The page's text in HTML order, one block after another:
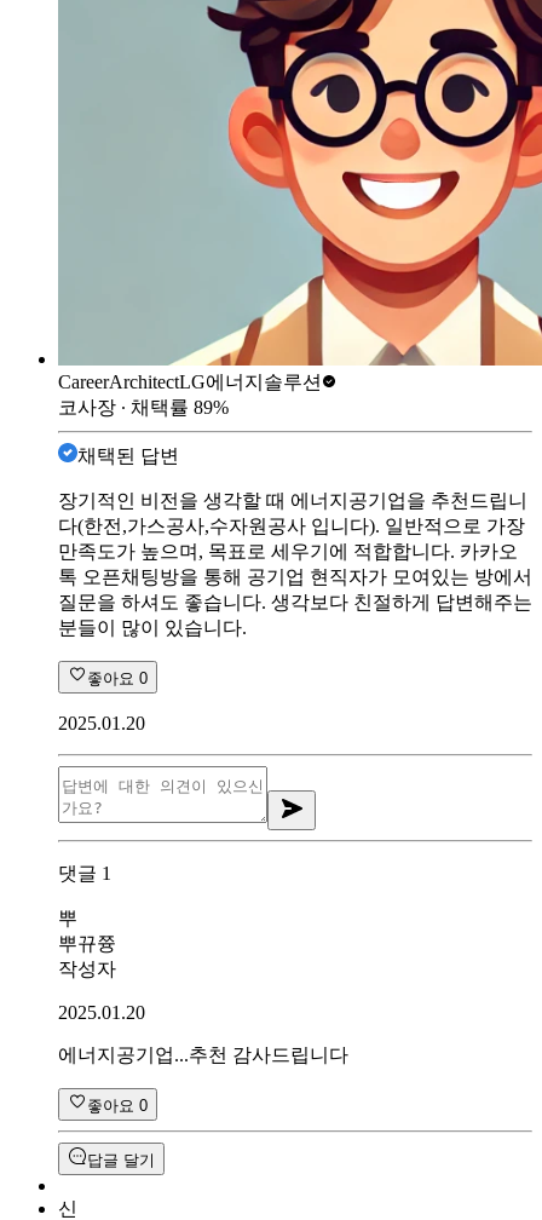
CareerArchitectLG에너지솔루션
코사장 ∙ 채택률 89%
채택된 답변
장기적인 비전을 생각할 때 에너지공기업을 추천드립니
다(한전,가스공사,수자원공사 입니다). 일반적으로 가장
만족도가 높으며, 목표로 세우기에 적합합니다. 카카오
톡 오픈채팅방을 통해 공기업 현직자가 모여있는 방에서
질문을 하셔도 좋습니다. 생각보다 친절하게 답변해주는
분들이 많이 있습니다.
좋아요 0
2025.01.20
댓글 1
뿌
뿌뀨쯍
작성자
2025.01.20
에너지공기업...추천 감사드립니다
좋아요 0
답글 달기
신